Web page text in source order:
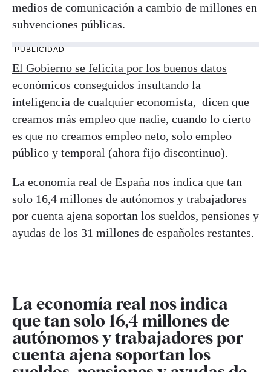
medios de comunicación a cambio de millones en
subvenciones públicas.
PUBLICIDAD
El Gobierno se felicita por los buenos datos
económicos conseguidos insultando la
inteligencia de cualquier economista, dicen que
creamos más empleo que nadie, cuando lo cierto
es que no creamos empleo neto, solo empleo
público y temporal (ahora fijo discontinuo).
La economía real de España nos indica que tan
solo 16,4 millones de autónomos y trabajadores
por cuenta ajena soportan los sueldos, pensiones y
ayudas de los 31 millones de españoles restantes.
La economía real nos indica
que tan solo 16,4 millones de
autónomos y trabajadores por
cuenta ajena soportan los